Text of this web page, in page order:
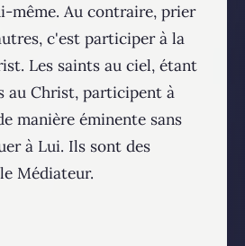
même. Au contraire, prier
c'est participer à la
Les saints au ciel, étant
au Christ, participent à
manière éminente sans
à Lui. Ils sont des
Médiateur.